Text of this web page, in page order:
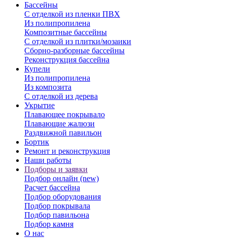
Бассейны
С отделкой из пленки ПВХ
Из полипропилена
Композитные бассейны
С отделкой из плитки/мозаики
Сборно-разборные бассейны
Реконструкция бассейна
Купели
Из полипропилена
Из композита
С отделкой из дерева
Укрытие
Плавающее покрывало
Плавающие жалюзи
Раздвижной павильон
Бортик
Ремонт и реконструкция
Наши работы
Подборы и заявки
Подбор онлайн (new)
Расчет бассейна
Подбор оборудования
Подбор покрывала
Подбор павильона
Подбор камня
О нас